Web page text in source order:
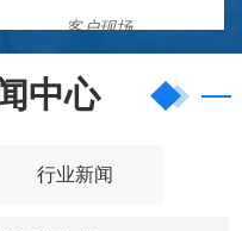
客户现场
中心
行业新闻